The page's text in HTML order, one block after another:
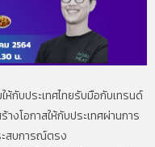
กับประเทศไทยรับมือกับเทรนด์
งโอกาสให้กับประเทศผ่านการ
สบการณ์ตรง